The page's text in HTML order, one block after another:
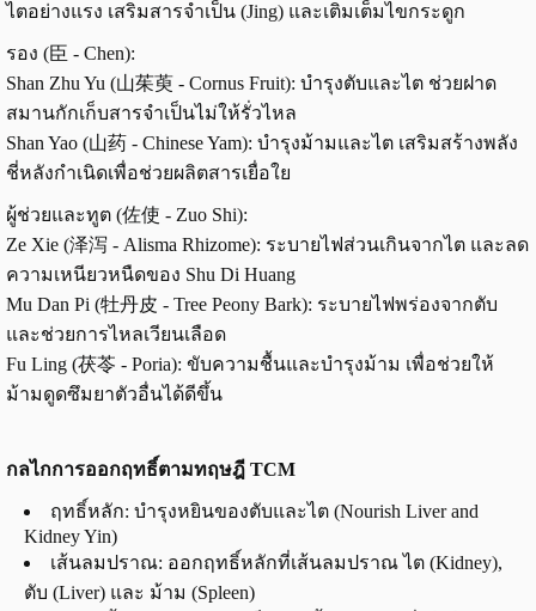
ไตอย่างแรง เสริมสารจำเป็น (Jing) และเติมเต็มไขกระดูก
รอง (臣 - Chen):
Shan Zhu Yu (山茱萸 - Cornus Fruit): บำรุงตับและไต ช่วยฝาด
สมานกักเก็บสารจำเป็นไม่ให้รั่วไหล
Shan Yao (山药 - Chinese Yam): บำรุงม้ามและไต เสริมสร้างพลัง
ชี่หลังกำเนิดเพื่อช่วยผลิตสารเยื่อใย
ผู้ช่วยและทูต (佐使 - Zuo Shi):
Ze Xie (泽泻 - Alisma Rhizome): ระบายไฟส่วนเกินจากไต และลด
ความเหนียวหนืดของ Shu Di Huang
Mu Dan Pi (牡丹皮 - Tree Peony Bark): ระบายไฟพร่องจากตับ
และช่วยการไหลเวียนเลือด
Fu Ling (茯苓 - Poria): ขับความชื้นและบำรุงม้าม เพื่อช่วยให้
ม้ามดูดซึมยาตัวอื่นได้ดีขึ้น
กลไกการออกฤทธิ์ตามทฤษฎี TCM
ฤทธิ์หลัก: บำรุงหยินของตับและไต (Nourish Liver and
Kidney Yin)
เส้นลมปราณ: ออกฤทธิ์หลักที่เส้นลมปราณ ไต (Kidney),
ตับ (Liver) และ ม้าม (Spleen)